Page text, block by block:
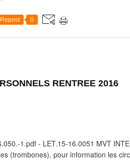
Repost 0
RENTREE 2016
1.pdf - LET.15-16.0051 MVT
(trombones), pour information les